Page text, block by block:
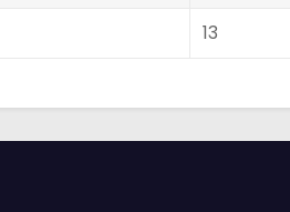
13